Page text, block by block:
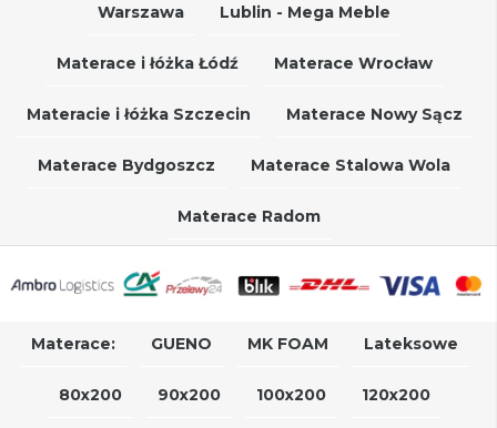
Warszawa Lublin - Mega Meble
Materace i łóżka Łódź Materace Wrocław
Materacie i łóżka Szczecin Materace Nowy Sącz
Materace Bydgoszcz Materace Stalowa Wola
Materace Radom
Materace: GUENO MK FOAM Lateksowe
80x200 90x200 100x200 120x200